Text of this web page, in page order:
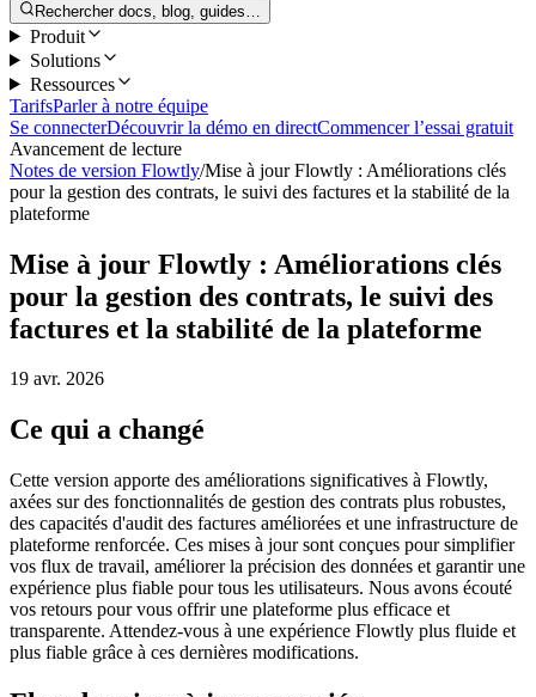
Rechercher docs, blog, guides…
Produit
Solutions
Ressources
TarifsParler à notre équipe
Se connecterDécouvrir la démo en directCommencer l’essai gratuit
Avancement de lecture
Notes de version Flowtly/Mise à jour Flowtly : Améliorations clés
pour la gestion des contrats, le suivi des factures et la stabilité de la
plateforme
Mise à jour Flowtly : Améliorations clés
pour la gestion des contrats, le suivi des
factures et la stabilité de la plateforme
19 avr. 2026
Ce qui a changé
Cette version apporte des améliorations significatives à Flowtly,
axées sur des fonctionnalités de gestion des contrats plus robustes,
des capacités d'audit des factures améliorées et une infrastructure de
plateforme renforcée. Ces mises à jour sont conçues pour simplifier
vos flux de travail, améliorer la précision des données et garantir une
expérience plus fiable pour tous les utilisateurs. Nous avons écouté
vos retours pour vous offrir une plateforme plus efficace et
transparente. Attendez-vous à une expérience Flowtly plus fluide et
plus fiable grâce à ces dernières modifications.